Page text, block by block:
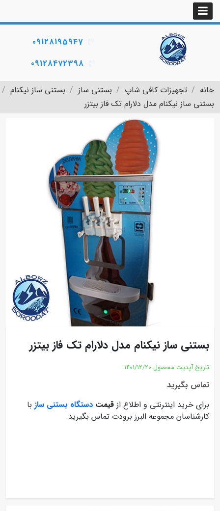
09128195947
09128472398
خانه تجهیزات کافی شاپ بستنی ساز
بستنی ساز نیکنام
بستنی ساز نیکنام مدل دلارام تک فاز بیتزر
بستنی ساز نیکنام مدل دلارام تک فاز بیتزر
تاریخ آپدیت محصول 1401/12/20
تماس بگیرید
برای خرید اینترنتی و اطلاع از قیمت دستگاه بستنی ساز با
کارشناسان مجموعه البرز برودت تماس بگیرید.